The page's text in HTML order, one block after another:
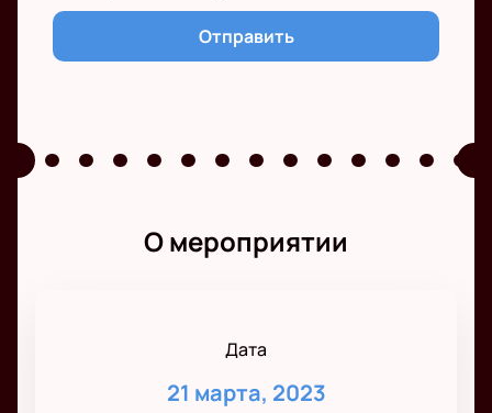
Отправить
О мероприятии
Дата
21 марта, 2023